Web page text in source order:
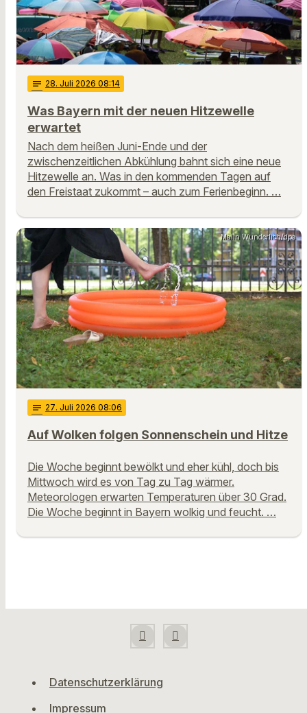
notes 28. Juli 2026 08:14
Was Bayern mit der neuen Hitzewelle
erwartet
Nach dem heißen Juni-Ende und der
zwischenzeitlichen Abkühlung bahnt sich eine neue
Hitzewelle an. Was in den kommenden Tagen auf
den Freistaat zukommt – auch zum Ferienbeginn. …
Malin Wunderlich/dpa
notes 27. Juli 2026 08:06
Auf Wolken folgen Sonnenschein und Hitze
Die Woche beginnt bewölkt und eher kühl, doch bis
Mittwoch wird es von Tag zu Tag wärmer.
Meteorologen erwarten Temperaturen über 30 Grad.
Die Woche beginnt in Bayern wolkig und feucht. …
Datenschutzerklärung
Impressum